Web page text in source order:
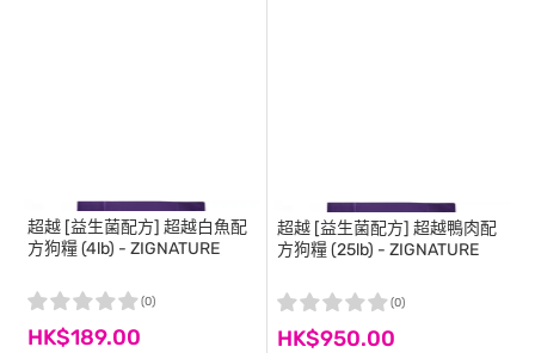
超越 [益生菌配方] 超越白魚配
方狗糧 (4lb) - ZIGNATURE
HK$189.00
(0)
超越 [益生菌配方] 超越鴨肉配
方狗糧 (25lb) - ZIGNATURE
HK$950.00
(0)